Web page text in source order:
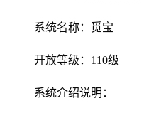
系统名称：觅宝
开放等级：110级
系统介绍说明：